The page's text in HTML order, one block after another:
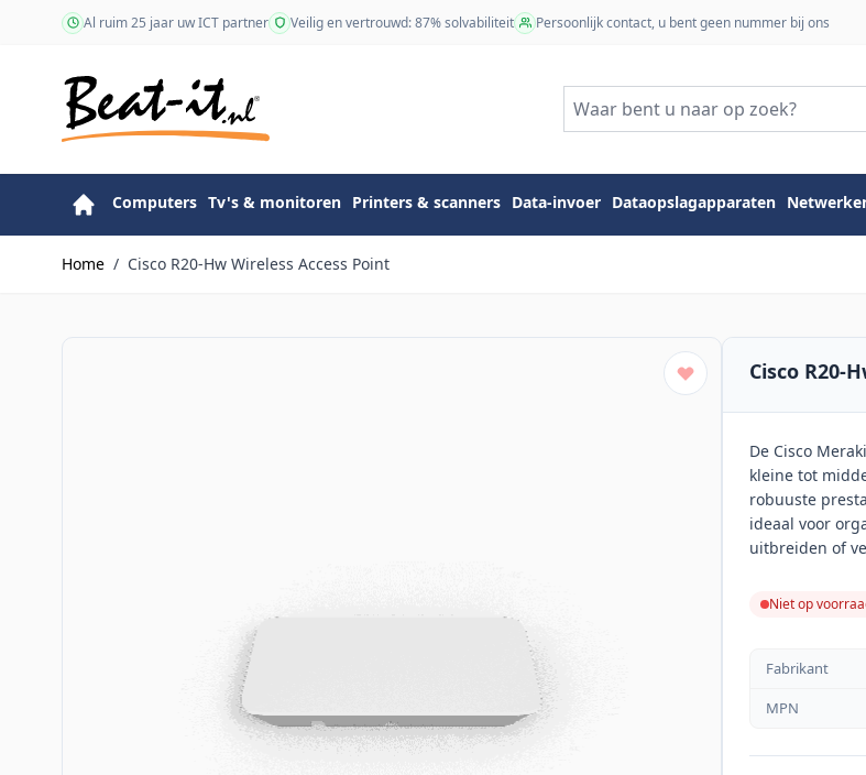
Ga naar de inhoudAl ruim 25 jaar uw ICT partner Veilig en vertrouwd: 87% solvabiliteit Persoonlijk contact, u bent geen nummer bij ons
Computers Tv's & monitoren Printers & scanners Data-invoer Dataopslagapparaten
Home / Cisco R20-Hw Wireless Access Point
Cisco R20-
De Cisco
kleine tot
robuuste
ideaal voor
uitbreiden of
Niet op
Fabrikant
MPN